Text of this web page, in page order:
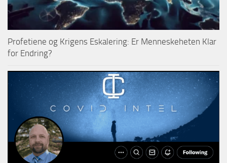
Profetiene og Krigens Eskalering: Er Menneskeheten Klar
for Endring?